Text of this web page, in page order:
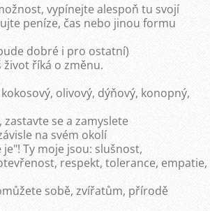
vypínejte alespoň tu svojí
peníze, čas nebo jinou formu
dobré i pro ostatní)
život říká o změnu.
olivový, dýňový, konopný,
se a zamyslete
na svém okolí
Ty moje jsou: slušnost,
respekt, tolerance, empatie,
sobě, zvířatům, přírodě